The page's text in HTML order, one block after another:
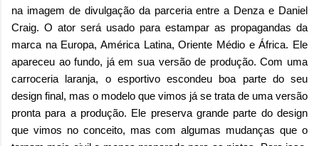
na imagem de divulgação da parceria entre a Denza e Daniel
Craig. O ator será usado para estampar as propagandas da
marca na Europa, América Latina, Oriente Médio e África. Ele
apareceu ao fundo, já em sua versão de produção. Com uma
carroceria laranja, o esportivo escondeu boa parte do seu
design final, mas o modelo que vimos já se trata de uma versão
pronta para a produção. Ele preserva grande parte do design
que vimos no conceito, mas com algumas mudanças que o